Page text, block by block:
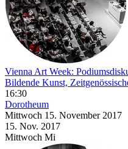
Vienna Art Week:
Bildende Kunst,
16:30
Dorotheum
Mittwoch 15. November 2017
15. Nov. 2017
Mittwoch Mi